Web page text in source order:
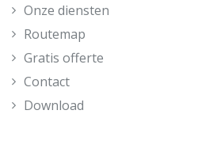
Onze diensten
Routemap
Gratis offerte
Contact
Download